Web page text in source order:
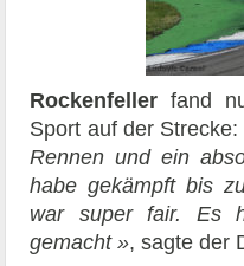
Rockenfeller fand
Sport auf der Strecke:
Rennen und ein
habe gekämpft bis
war super fair. Es
gemacht », sagte der